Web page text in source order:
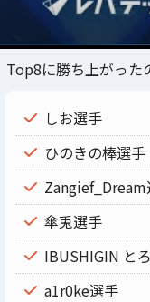
Top8に勝ち上がった
しお選手
ひのきの棒選手
傘兎選手
IBUSHIGIN と
a1r0ke選手